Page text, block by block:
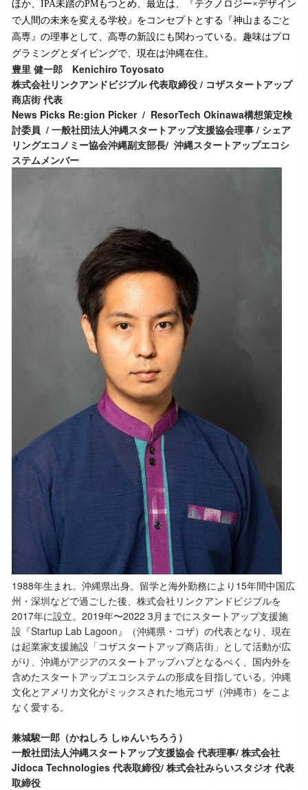
ほか、IPA未踏のPMもつとめ、最近は、『テクノロジー×デザイン
で人間の未来を変える学校』をコンセプトとする『神山まるごと
高専』の理事として、高専の新設にも関わっている。趣味はプロ
グラミングとダイビングで、現在は沖縄在住。
豊里 健一郎 Kenichiro Toyosato
株式会社リンクアンドビジブル 代表取締役 / コザスタートアップ
商店街 代表
News Picks Re:gion Picker / ResorTech Okinawa構想策定検
討委員 / 一般社団法人沖縄スタートアップ支援協会理事 / シェア
リングエコノミー協会沖縄副支部長/ 沖縄スタートアップエコシ
ステムメンバー
1988年生まれ。沖縄県出身。留学と海外勤務により15年間中国広
州・深圳などで過ごした後、株式会社リンクアンドビジブルを
2017年に設立。2019年〜2022 3月までにスタートアップ支援施
設『Startup Lab Lagoon』（沖縄県・コザ）の代表となり、現在
は起業家支援施設「コザスタートアップ商店街」として活動が広
がり、沖縄がアジアのスタートアップハブとなるべく、国内外を
含めたスタートアップエコシステムの形成を目指している。沖縄
文化とアメリカ文化がミックスされた地元コザ（沖縄市）をこよ
なく愛する。
兼城駿一郎（かねしろ しゅんいちろう）
一般社団法人沖縄スタートアップ支援協会 代表理事/ 株式会社
Jidoca Technologies 代表取締役/ 株式会社みらいスタジオ 代表
取締役